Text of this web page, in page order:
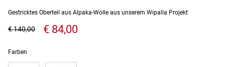
Gestricktes Oberteil aus Alpaka-Wolle aus unserem Wipalla Projekt
€ 84,00
€ 140,00
Farben